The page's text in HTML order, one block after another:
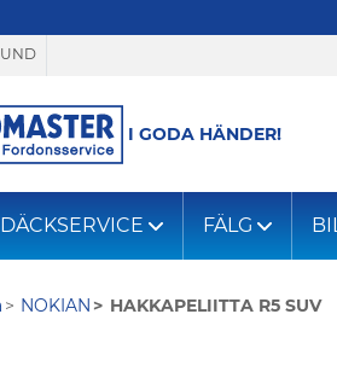
I GODA HÄNDER!
DÄCKSERVICE FÄLG
NOKIAN HAKKAPELIITTA R5 SUV